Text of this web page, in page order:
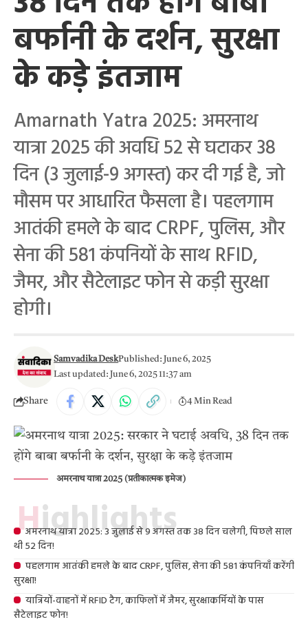
बर्फानी के दर्शन, सुरक्षा
के कड़े इंतजाम
Amarnath Yatra 2025: अमरनाथ
यात्रा 2025 की अवधि 52 से घटाकर 38
दिन (3 जुलाई-9 अगस्त) कर दी गई है, जो
मौसम पर आधारित फैसला है। पहलगाम
आतंकी हमले के बाद CRPF, पुलिस, और
सेना की 581 कंपनियों के साथ RFID,
जैमर, और सैटेलाइट फोन से कड़ी सुरक्षा
होगी।
Last updated: June 6, 2025 11:37 am
Samvadika DeskPublished: June 6, 2025
Share 4 Min Read
अमरनाथ यात्रा 2025 (प्रतीकात्मक इमेज)
Highlights
अमरनाथ यात्रा 2025: 3 जुलाई से 9 अगस्त तक 38 दिन चलेगी, पिछले साल
थी 52 दिन!
पहलगाम आतंकी हमले के बाद CRPF, पुलिस, सेना की 581 कंपनियाँ करेंगी
सुरक्षा!
यात्रियों-वाहनों में RFID टैग, काफिलों में जैमर, सुरक्षाकर्मियों के पास
सैटेलाइट फोन!